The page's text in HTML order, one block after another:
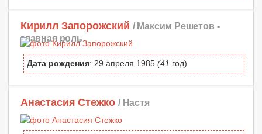
Кирилл Запорожский / Максим Решетов -
главная роль
Дата рождения: 29 апреля 1985 (41 год)
Анастасия Стежко / Настя